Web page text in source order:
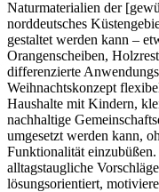
Naturmaterialien der
norddeutsches
gestaltet werden kann –
Orangenscheiben,
differenzierte
Weihnachtskonzept
Haushalte mit Kindern,
nachhaltige
umgesetzt werden kann,
Funktionalität
alltagstaugliche
lösungsorientiert,